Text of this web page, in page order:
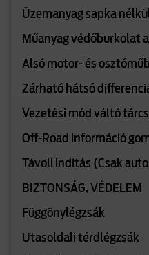
Üzemanyag sapka
Műanyag védőburkolat
Alsó motor- és
Zárható hátsó
Vezetési mód váltó
Off-Road információ
Távoli indítás (Csak
BIZTONSÁG, VÉDELEM
Függönylégzsák
Utasoldali térdlégzsák